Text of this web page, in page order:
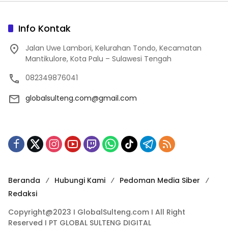
Info Kontak
Jalan Uwe Lambori, Kelurahan Tondo, Kecamatan
Mantikulore, Kota Palu – Sulawesi Tengah
082349876041
globalsulteng.com@gmail.com
Beranda Hubungi Kami
Pedoman Media Siber
Redaksi
Copyright@2023 I GlobalSulteng.com I All Right
Reserved I PT GLOBAL SULTENG DIGITAL